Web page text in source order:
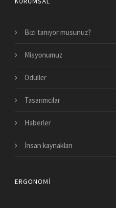
Bizi tanıyor musunuz?
Misyonumuz
Ödüller
Tasarımcılar
Haberler
İnsan kaynakları
ERGONOMI